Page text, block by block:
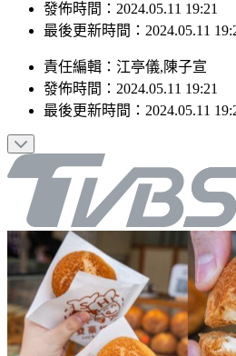
發佈時間：2024.05.11 19:21
最後更新時間：2024.05.11
責任編輯 ： 江亭儀,陳子宣
發佈時間： 2024.05.11 19:21
最後更新時間： 2024.05.11